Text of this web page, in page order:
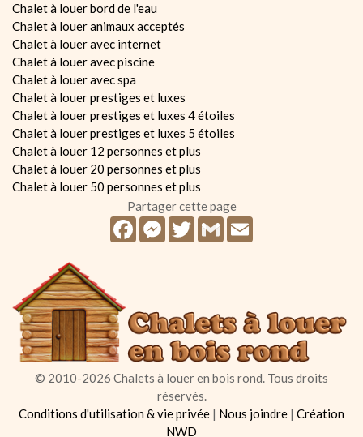
Chalet à louer bord de l'eau
Chalet à louer animaux acceptés
Chalet à louer avec internet
Chalet à louer avec piscine
Chalet à louer avec spa
Chalet à louer prestiges et luxes
Chalet à louer prestiges et luxes 4 étoiles
Chalet à louer prestiges et luxes 5 étoiles
Chalet à louer 12 personnes et plus
Chalet à louer 20 personnes et plus
Chalet à louer 50 personnes et plus
Partager cette page
FacebookMessenger
TwitterGmail
© 2010-2026 Chalets à louer en bois rond. Tous droits
réservés.
Conditions d'utilisation & vie privée | Nous joindre | Création
NWD